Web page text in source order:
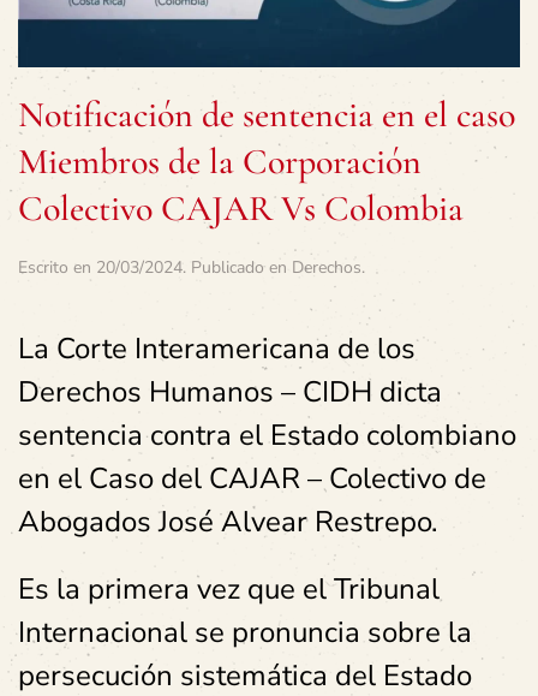
Notificación de sentencia en el caso
Miembros de la Corporación
Colectivo CAJAR Vs Colombia
Escrito en 20/03/2024. Publicado en Derechos.
La Corte Interamericana de los
Derechos Humanos – CIDH dicta
sentencia contra el Estado colombiano
en el Caso del CAJAR – Colectivo de
Abogados José Alvear Restrepo.
Es la primera vez que el Tribunal
Internacional se pronuncia sobre la
persecución sistemática del Estado